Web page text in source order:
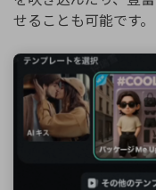
せることも可能です。